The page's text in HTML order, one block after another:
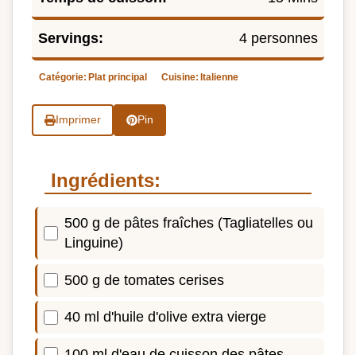
Servings: 4 personnes
Catégorie: Plat principal Cuisine: Italienne
Imprimer Pin
Ingrédients:
500 g de pâtes fraîches (Tagliatelles ou
Linguine)
500 g de tomates cerises
40 ml d'huile d'olive extra vierge